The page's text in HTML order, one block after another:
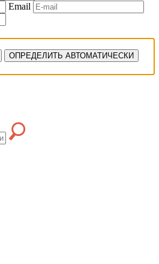
Email
ОПРЕДЕЛИТЬ АВТОМАТИЧЕСКИ